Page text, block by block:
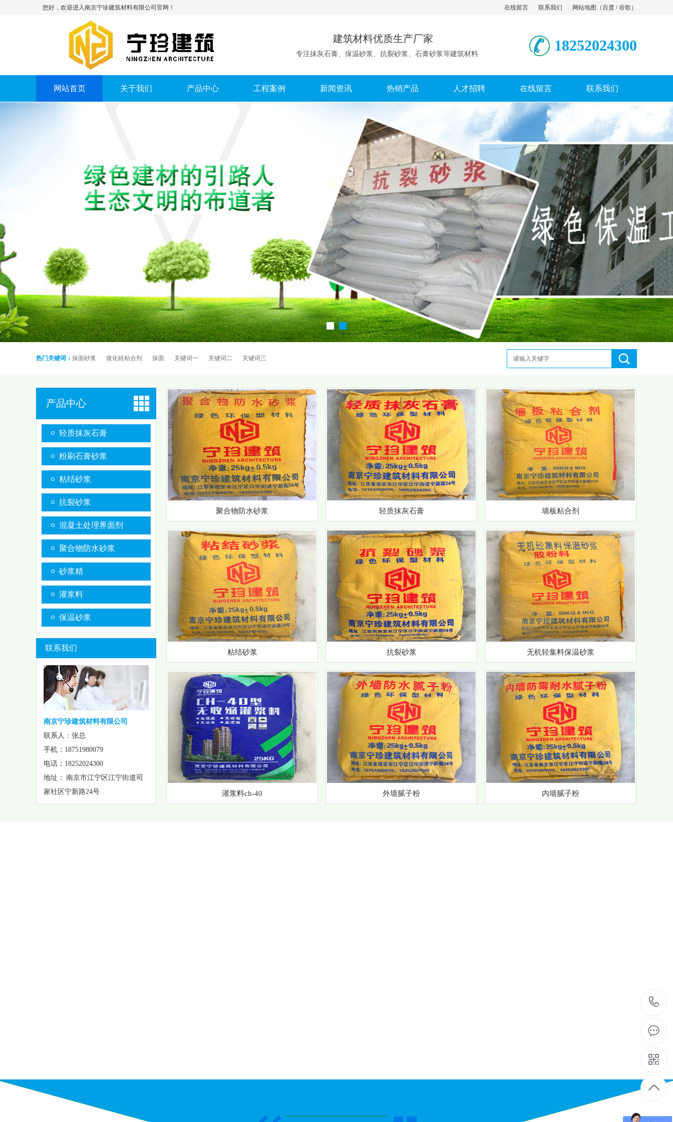
您好，欢迎进入南京宁珍建筑材料有限公司官网！ 在线留言 联系我们 网站地图 （百度 /谷歌 ）
建筑材料优质生产厂家
专注抹灰石膏、保温砂浆、抗裂砂浆、石膏砂浆等建筑材料
18252024300
网站首页 关于我们 产品中心 工程案例 新闻资讯 热销产品 人才招聘 在线留言 联系我们
热门关键词： 抹面砂浆 玻化砖粘合剂 抹面 关键词一 关键词二 关键词三
产品中心
轻质抹灰石膏
粉刷石膏砂浆
粘结砂浆
抗裂砂浆
混凝土处理界面剂
聚合物防水砂浆
砂浆精
灌浆料
保温砂浆
联系我们
南京宁珍建筑材料有限公司
联系人：张总
手机：18751980079
电话：18252024300
地址： 南京市江宁区江宁街道司
家社区宁新路24号
聚合物防水砂浆 轻质抹灰石膏 墙板粘合剂
粘结砂浆 抗裂砂浆 无机轻集料保温砂浆
灌浆料ch-40 外墙腻子粉 内墙腻子粉